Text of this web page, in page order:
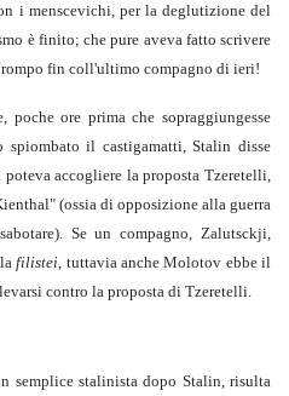
i menscevichi, per la deglutizione del
è finito; che pure aveva fatto scrivere
fin coll'ultimo compagno di ieri!
ore prima che sopraggiungesse
spiombato il castigamatti, Stalin disse
poteva accogliere la proposta Tzeretelli,
(ossia di opposizione alla guerra
Se un compagno, Zalutsckji,
filistei, tuttavia anche Molotov ebbe il
contro la proposta di Tzeretelli.
semplice stalinista dopo Stalin, risulta